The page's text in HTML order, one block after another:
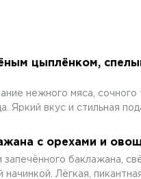
цыплёнком,
нежного мяса, сочного
Яркий вкус и стильная
с орехами и
запечённого баклажана,
Лёгкая,